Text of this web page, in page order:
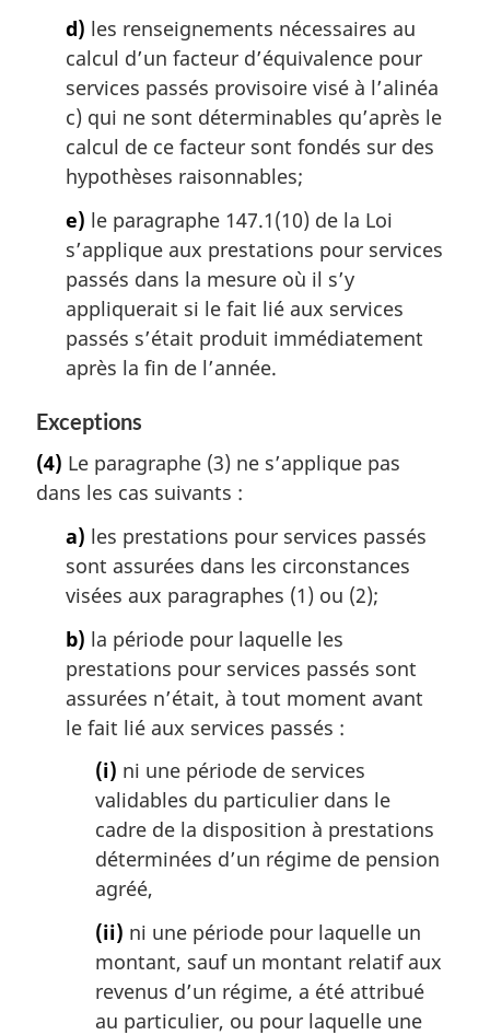
d) les renseignements nécessaires au
calcul d’un facteur d’équivalence pour
services passés provisoire visé à l’alinéa
c) qui ne sont déterminables qu’après le
calcul de ce facteur sont fondés sur des
hypothèses raisonnables;
e) le paragraphe 147.1(10) de la Loi
s’applique aux prestations pour services
passés dans la mesure où il s’y
appliquerait si le fait lié aux services
passés s’était produit immédiatement
après la fin de l’année.
Exceptions
(4) Le paragraphe (3) ne s’applique pas
dans les cas suivants :
a) les prestations pour services passés
sont assurées dans les circonstances
visées aux paragraphes (1) ou (2);
b) la période pour laquelle les
prestations pour services passés sont
assurées n’était, à tout moment avant
le fait lié aux services passés :
(i) ni une période de services
validables du particulier dans le
cadre de la disposition à prestations
déterminées d’un régime de pension
agréé,
(ii) ni une période pour laquelle un
montant, sauf un montant relatif aux
revenus d’un régime, a été attribué
au particulier, ou pour laquelle une